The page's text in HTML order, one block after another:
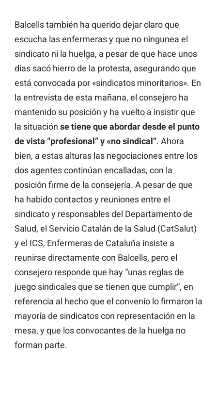
Balcells también ha querido dejar claro que
escucha las enfermeras y que no ningunea el
sindicato ni la huelga, a pesar de que hace unos
días sacó hierro de la protesta, asegurando que
está convocada por «sindicatos minoritarios». En
la entrevista de esta mañana, el consejero ha
mantenido su posición y ha vuelto a insistir que
la situación se tiene que abordar desde el punto
de vista “profesional” y «no sindical”. Ahora
bien, a estas alturas las negociaciones entre los
dos agentes continúan encalladas, con la
posición firme de la consejería. A pesar de que
ha habido contactos y reuniones entre el
sindicato y responsables del Departamento de
Salud, el Servicio Catalán de la Salud (CatSalut)
y el ICS, Enfermeras de Cataluña insiste a
reunirse directamente con Balcells, pero el
consejero responde que hay “unas reglas de
juego sindicales que se tienen que cumplir”, en
referencia al hecho que el convenio lo firmaron la
mayoría de sindicatos con representación en la
mesa, y que los convocantes de la huelga no
forman parte.